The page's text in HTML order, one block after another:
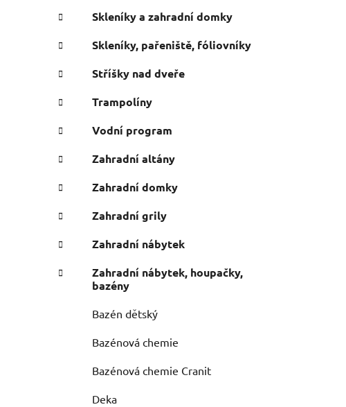
Skleníky a zahradní domky
Skleníky, pařeniště, fóliovníky
Stříšky nad dveře
Trampolíny
Vodní program
Zahradní altány
Zahradní domky
Zahradní grily
Zahradní nábytek
Zahradní nábytek, houpačky,
bazény
Bazén dětský
Bazénová chemie
Bazénová chemie Cranit
Deka